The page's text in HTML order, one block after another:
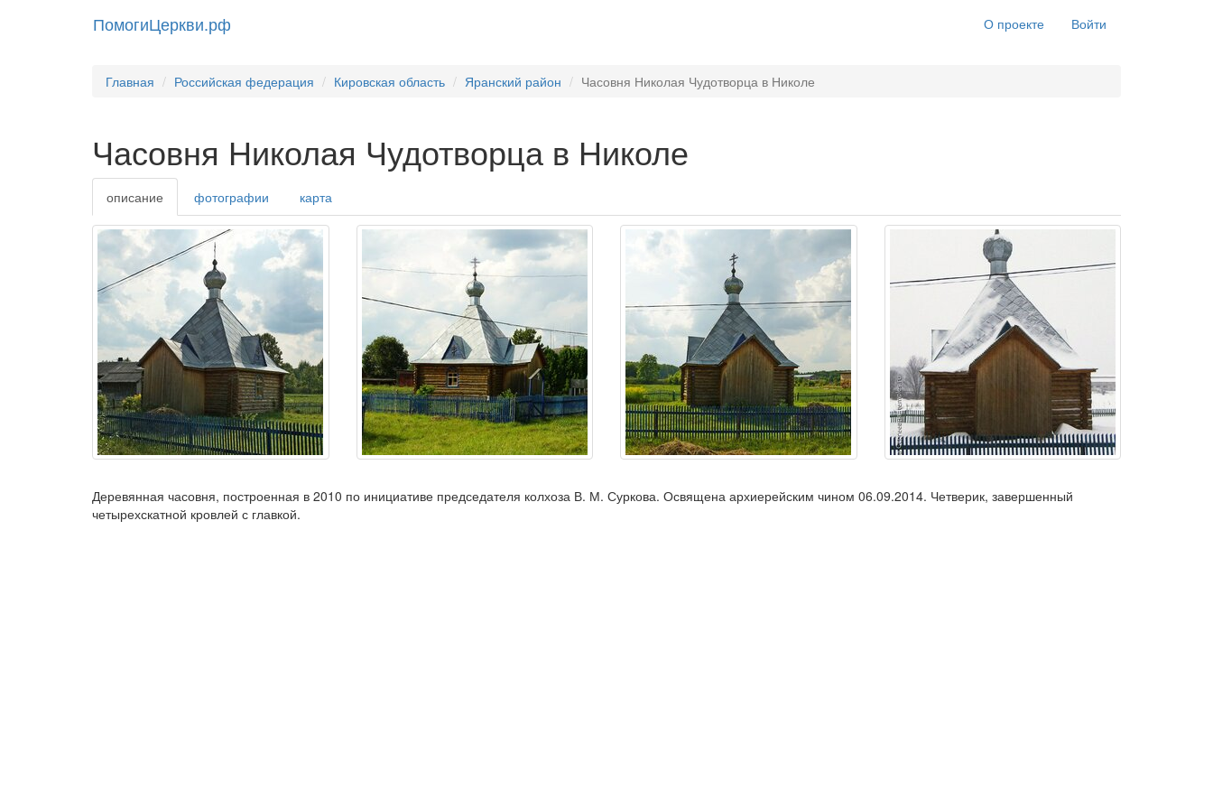
ПомогиЦеркви.рф О проекте Войти
Главная Российская федерация Кировская область Яранский район Часовня Николая Чудотворца в Николе
Часовня Николая Чудотворца в Николе
описание фотографии карта
Деревянная часовня, построенная в 2010 по инициативе председателя колхоза В. М. Суркова. Освящена архиерейским чином 06.09.2014. Четверик, завершенный
четырехскатной кровлей с главкой.